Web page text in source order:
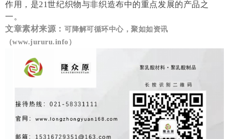
作用，是21世纪织物与非织造布中的重点发展的产品之
一。
文章素材来源：可降解可循环中心，聚如如资讯
（www.jururu.info）